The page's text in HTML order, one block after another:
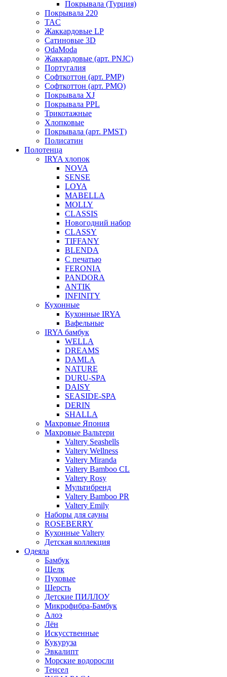
Покрывала (Турция)
Покрывала 220
TAC
Жаккардовые LP
Сатиновые 3D
OdaModa
Жаккардовые (арт. PNJC)
Португалия
Софткоттон (арт. PMP)
Софткоттон (арт. PMO)
Покрывала XJ
Покрывала PPL
Трикотажные
Хлопковые
Покрывала (арт. PMST)
Полисатин
Полотенца
IRYA хлопок
NOVA
SENSE
LOYA
MABELLA
MOLLY
CLASSIS
Новогодний набор
CLASSY
TIFFANY
BLENDA
С печатью
FERONIA
PANDORA
ANTIK
INFINITY
Кухонные
Кухонные IRYA
Вафельные
IRYA бамбук
WELLA
DREAMS
DAMLA
NATURE
DURU-SPA
DAISY
SEASIDE-SPA
DERIN
SHALLA
Махровые Япония
Махровые Вальтери
Valtery Seashells
Valtery Wellness
Valtery Miranda
Valtery Bamboo CL
Valtery Rosy
Мультибренд
Valtery Bamboo PR
Valtery Emily
Наборы для сауны
ROSEBERRY
Кухонные Valtery
Детская коллекция
Одеяла
Бамбук
Шелк
Пуховые
Шерсть
Детские ПИЛЛОУ
Микрофибра-Бамбук
Алоэ
Лён
Искусственные
Кукуруза
Эвкалипт
Морские водоросли
Тенсел